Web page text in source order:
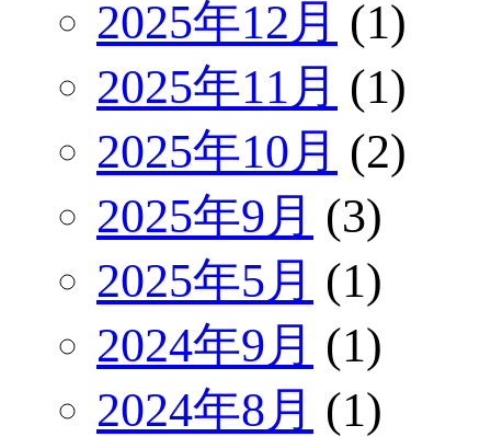
2025年12月 (1)
2025年11月 (1)
2025年10月 (2)
2025年9月 (3)
2025年5月 (1)
2024年9月 (1)
2024年8月 (1)